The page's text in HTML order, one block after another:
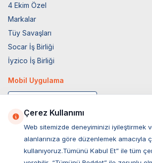
4 Ekim Özel
Markalar
Tüy Savaşları
Socar İş Birliği
İyzico İş Birliği
Mobil Uygulama
Çerez Kullanımı
Web sitemizde deneyiminizi iyileştirmek
alanlarınıza göre düzenlemek amacıyla
kullanıyoruz.Tümünü Kabul Et” ile tüm